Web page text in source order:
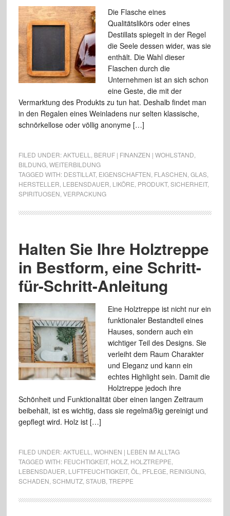
Die Flasche eines
Qualitätslikörs oder eines
Destillats spiegelt in der Regel
die Seele dessen wider, was sie
enthält. Die Wahl dieser
Flaschen durch die
Unternehmen ist an sich schon
eine Geste, die mit der
Vermarktung des Produkts zu tun hat. Deshalb findet man
in den Regalen eines Weinladens nur selten klassische,
schnörkellose oder völlig anonyme […]
FILED UNDER:AKTUELL BERUF | FINANZEN | WOHLSTAND
BILDUNG, WEITERBILDUNG
TAGGED WITH: DESTILLAT, EIGENSCHAFTEN FLASCHEN GLAS,
HERSTELLER LEBENSDAUER LIKÖRE PRODUKT, SICHERHEIT,
SPIRITUOSEN VERPACKUNG
Halten Sie Ihre Holztreppe
in Bestform, eine Schritt-
für-Schritt-Anleitung
Eine Holztreppe ist nicht nur ein
funktionaler Bestandteil eines
Hauses, sondern auch ein
wichtiger Teil des Designs. Sie
verleiht dem Raum Charakter
und Eleganz und kann ein
echtes Highlight sein. Damit die
Holztreppe jedoch ihre
Schönheit und Funktionalität über einen langen Zeitraum
beibehält, ist es wichtig, dass sie regelmäßig gereinigt und
gepflegt wird. Holz ist […]
FILED UNDER:AKTUELL
WOHNEN | LEBEN IM ALLTAG
TAGGED WITH: FEUCHTIGKEIT, HOLZ, HOLZTREPPE
LEBENSDAUER LUFTFEUCHTIGKEIT, ÖL PFLEGE REINIGUNG,
SCHADEN SCHMUTZ, STAUB, TREPPE